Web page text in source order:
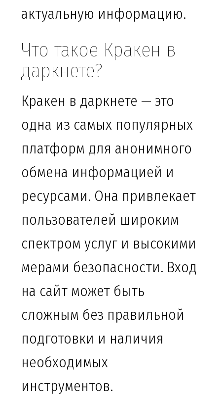
актуальную информацию.
Что такое Кракен в
даркнете?
Кракен в даркнете — это
одна из самых популярных
платформ для анонимного
обмена информацией и
ресурсами. Она привлекает
пользователей широким
спектром услуг и высокими
мерами безопасности. Вход
на сайт может быть
сложным без правильной
подготовки и наличия
необходимых
инструментов.